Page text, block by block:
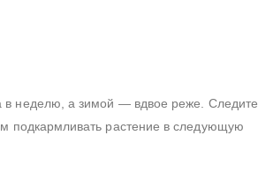
неделю, а зимой — вдвое реже. Следите,
подкармливать растение в следующую